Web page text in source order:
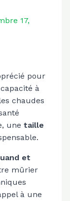
17,
pour
à
chaudes
une taille
et
mûrier
à une